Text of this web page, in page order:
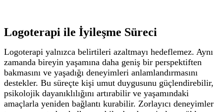
Logoterapi ile İyileşme Süreci
Logoterapi yalnızca belirtileri azaltmayı hedeflemez. Aynı
zamanda bireyin yaşamına daha geniş bir perspektiften
bakmasını ve yaşadığı deneyimleri anlamlandırmasını
destekler. Bu süreçte kişi umut duygusunu güçlendirebilir,
psikolojik dayanıklılığını artırabilir ve yaşamındaki
amaçlarla yeniden bağlantı kurabilir. Zorlayıcı deneyimler